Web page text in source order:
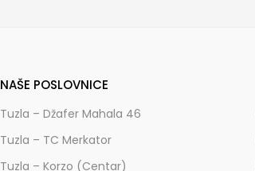
NAŠE POSLOVNICE
Tuzla – Džafer Mahala 46
Tuzla – TC Merkator
Tuzla – Korzo (Centar)